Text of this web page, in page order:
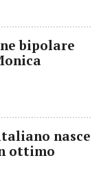
bipolare
nasce
ottimo